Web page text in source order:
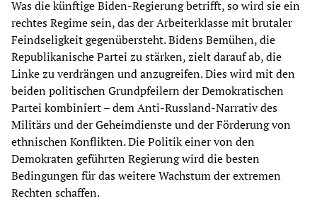
Was die künftige Biden-Regierung betrifft, so wird sie ein
rechtes Regime sein, das der Arbeiterklasse mit brutaler
Feindseligkeit gegenübersteht. Bidens Bemühen, die
Republikanische Partei zu stärken, zielt darauf ab, die
Linke zu verdrängen und anzugreifen. Dies wird mit den
beiden politischen Grundpfeilern der Demokratischen
Partei kombiniert – dem Anti-Russland-Narrativ des
Militärs und der Geheimdienste und der Förderung von
ethnischen Konflikten. Die Politik einer von den
Demokraten geführten Regierung wird die besten
Bedingungen für das weitere Wachstum der extremen
Rechten schaffen.